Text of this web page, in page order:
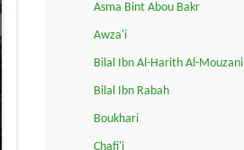
Asma Bint Abou Bakr
Awza'i
Bilal Ibn Al-Harith Al-Mouzani
Bilal Ibn Rabah
Boukhari
Chafi'i